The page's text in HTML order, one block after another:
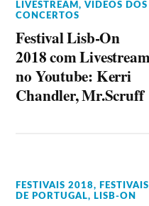
LIVESTREAM,VIDEOS DOS
CONCERTOS
Festival Lisb-On
2018 com
no Youtube: Kerri
Chandler, Mr.Scruff
FESTIVAIS 2018,
FESTIVAIS
DE PORTUGAL, LISB-ON